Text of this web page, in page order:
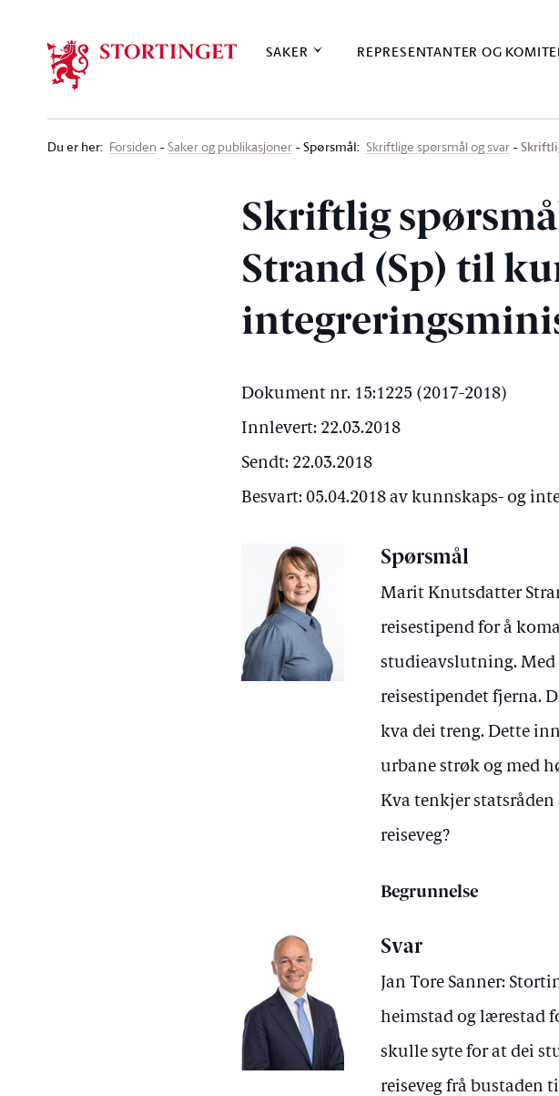
SAKER REPRESENTANTER OG
Du er her: Forsiden Saker og publikasjoner Spørsmål: Skriftlige spørsmål og svar
Skriftlig
Strand (Sp) til
Dokument nr. 15:1225 (2017-2018)
Innlevert: 22.03.2018
Sendt: 22.03.2018
Besvart: 05.04.2018 av kunnskaps- og
Spørsmål
Marit Knutsdatter
reisestipend for å
studieavslutning.
reisestipendet fjerna.
kva dei treng. Dette
urbane strøk og med
Kva tenkjer statsråden
reiseveg?
Begrunnelse
Svar
Jan Tore Sanner:
heimstad og lærestad
skulle syte for at dei
reiseveg frå bustaden